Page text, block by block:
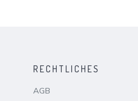
RECHTLICHES
AGB